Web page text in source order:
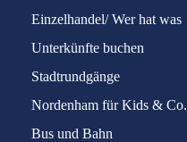
Einzelhandel/ Wer hat was
Unterkünfte buchen
Stadtrundgänge
Nordenham für Kids & Co.
Bus und Bahn